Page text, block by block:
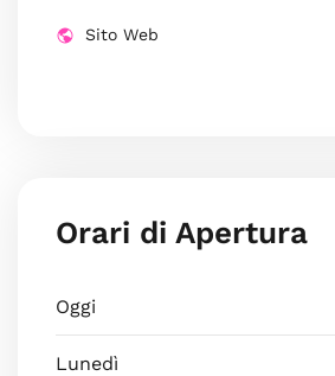
Sito Web
Orari di Apertura
Oggi
Lunedì